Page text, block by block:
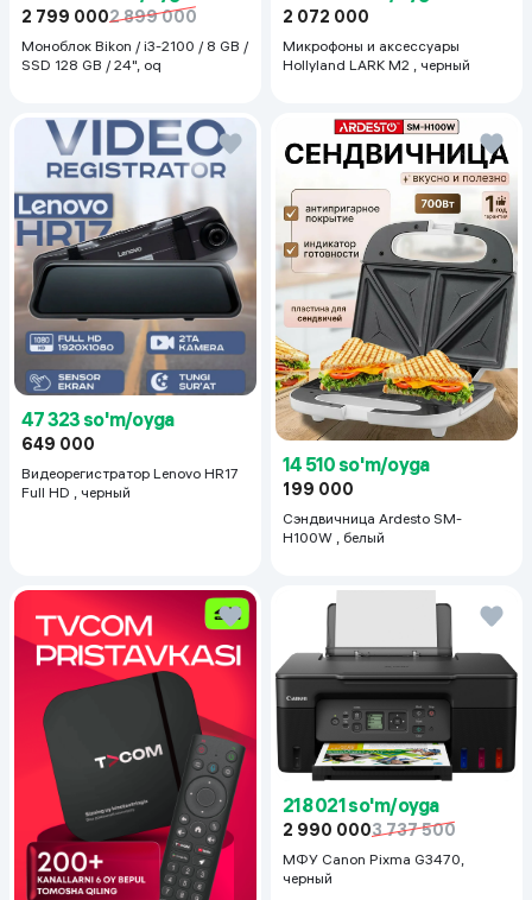
SSD 128 GB / 24", oq
Hollyland LARK M2 , черный
649 000
Full HD , черный
14 510 so'm/oyga
199 000
H100W , белый
218 021 so'm/oyga
2 990 000 3 737 500
черный